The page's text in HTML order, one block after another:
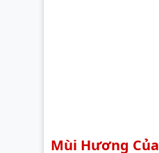
Mùi Hương